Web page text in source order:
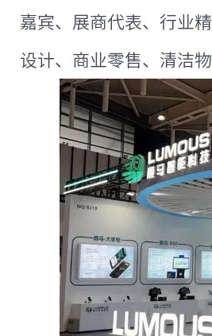
嘉宾、展商代表、行业
设计、商业零售、清洁